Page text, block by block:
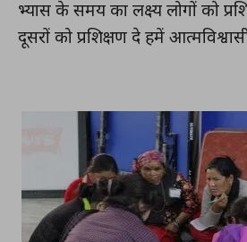
भ्यास के समय का लक्ष्य लोगों को
दूसरों को प्रशिक्षण दे हमें